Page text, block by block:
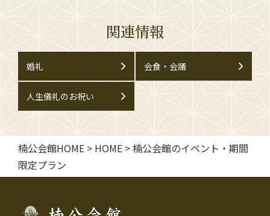
関連情報
婚礼 会食・会議
人生儀礼のお祝い
楠公会館HOME > HOME >楠公会館のイベント・期間
限定プラン